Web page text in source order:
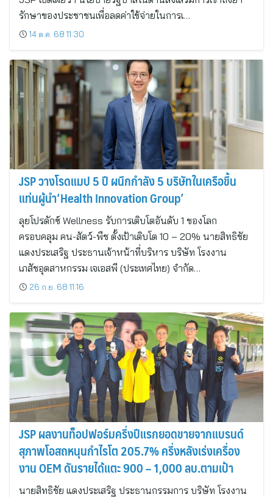
รักษาของประชาชนเพื่อลดค่าใช้จ่ายในการเ…
14 ต.ค. 68 11:30
JSP วางโรดแมป 5 ปี ผนึกกำลัง 5 บริษัทในเครือขึ้น
แท่นผู้นำ‘Health Innovation Group’
ลุยโปรดักซ์ Wellness รับการเติบโตอันดับ 1 ของโลก
ครอบคลุม คน-สัตว์-พืช ตั้งเป้าเติบโต 10 – 20% นายสิทธิชัย
แดงประเสริฐ ประธานเจ้าหน้าที่บริหาร บริษัท โรงงาน
เภสัชอุตสาหกรรม เจเอสพี (ประเทศไทย) จำกัด…
26 ก.ย. 68 11:16
JSP ผลงานท็อปฟอร์มครึ่งปีแรกยอดขายจากแบรนด์
สุภาพโอสถหนุนกำไรโต 205.7% ครึ่งหลังเร่งเครื่อง
งาน OEM ดันรายได้แตะ 900 – 1,000 ลบ.ตามเป้า
นายสิทธิชัย แดงประเสริฐ ประธานกรรมการ บริษัท โรงงาน